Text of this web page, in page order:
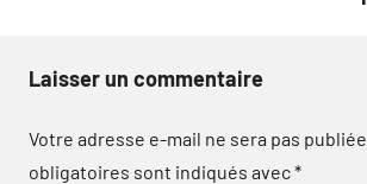
Laisser un commentaire
Votre adresse e-mail ne sera pas publiée.
obligatoires sont indiqués avec*